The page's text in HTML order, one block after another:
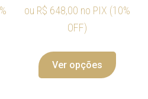
ou R$ 648,00 no PIX (10%
OFF)
Ver opções